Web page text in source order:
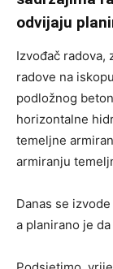
odvijaju
Izvođač radova,
radove na
podložnog
horizontalne
temeljne
armiranju
Danas se
a planirano je